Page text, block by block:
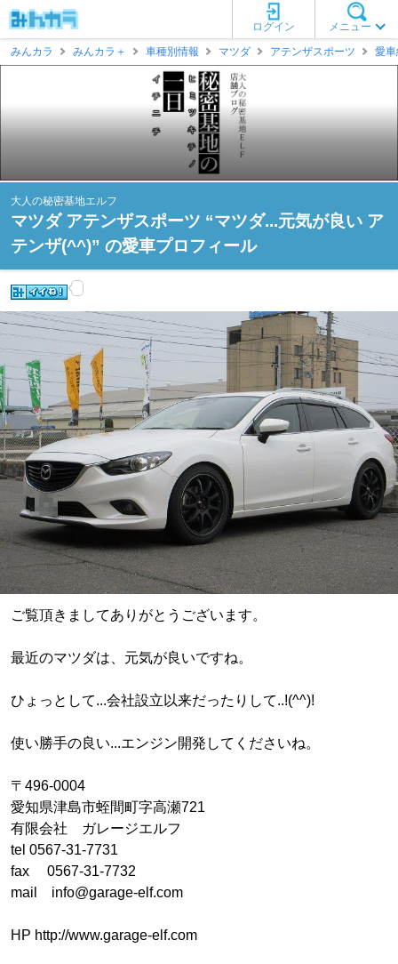
メニュー
ログイン
みんカラ
みんカラ＋ 車種別情報 マツダ アテンザスポーツ 愛
大人の秘密基地エルフ
マツダ アテンザスポーツ “マツダ...元気が良い ア
テンザ(^^)” の愛車プロフィール
ご覧頂きましてありがとうございます。
最近のマツダは、元気が良いですね。
ひょっとして...会社設立以来だったりして..!(^^)!
使い勝手の良い...エンジン開発してくださいね。
〒496-0004
愛知県津島市蛭間町字高瀬721
有限会社 ガレージエルフ
tel 0567-31-7731
fax 0567-31-7732
mail info@garage-elf.com
HP http://www.garage-elf.com